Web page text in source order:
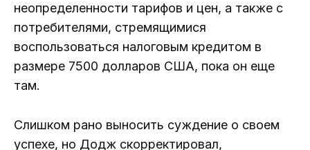
неопределенности тарифов и цен, а также с
потребителями, стремящимися
воспользоваться налоговым кредитом в
размере 7500 долларов США, пока он еще
там.
Слишком рано выносить суждение о своем
успехе, но Додж скорректировал,